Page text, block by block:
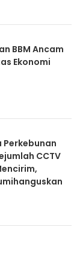
BBM Ancam
Ekonomi
Perkebunan
CCTV